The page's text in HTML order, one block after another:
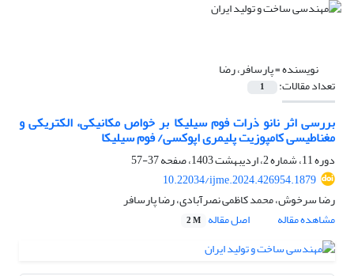
نویسنده =پارسافر، رضا
تعداد مقالات: 1
بررسی اثر نانو ذرات فوم سیلیکا بر خواص مکانیکی، الکتریکی و
مغناطیسی کامپوزیت پلیمری اپوکسی/ فوم سیلیکا
دوره 11، شماره 2، اردیبهشت 1403، صفحه
37-57
10.22034/ijme.2024.426954.1879
رضا سرخوش، محمد کاظمی نصرآبادی، رضا پارسافر
مشاهده مقاله
اصل مقاله 2 M